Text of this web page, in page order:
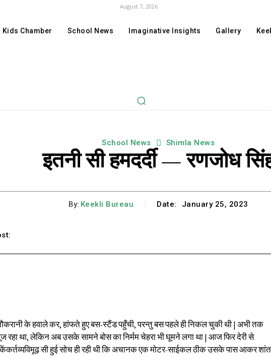
August 7, 2026
Kids Chamber School News Imaginative Insights Gallery
School News Shimla News
इतनी सी हमदर्दी — रणजोध
By: Keekli Bureau Date: January 25, 2023
के हवाले कर, हांफते हुए बस-स्टैंड पहुँची, परन्तु बस पहले ही निकल चुकी थी | अभी तक
था, लेकिन अब उसके सामने बोस का निर्मम चेहरा भी घूमने लगा था | आज फिर देरी से
सी हुई सोच ही रही थी कि अचानक एक मोटर-साईकल ठीक उसके पास आकर शांत